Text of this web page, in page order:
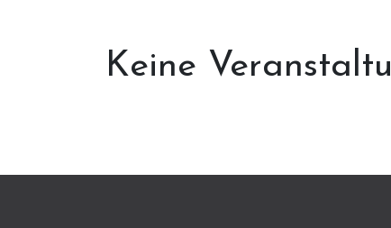
Keine